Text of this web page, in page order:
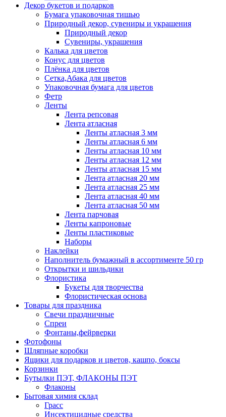
Декор букетов и подарков
Бумага упаковочная тишью
Природный декор, сувениры и украшения
Природный декор
Сувениры, украшения
Калька для цветов
Конус для цветов
Плёнка для цветов
Сетка,Абака для цветов
Упаковочная бумага для цветов
Фетр
Ленты
Лента репсовая
Лента атласная
Ленты атласная 3 мм
Ленты атласная 6 мм
Ленты атласная 10 мм
Ленты атласная 12 мм
Ленты атласная 15 мм
Лента атласная 20 мм
Лента атласная 25 мм
Лента атласная 40 мм
Лента атласная 50 мм
Лента парчовая
Ленты капроновые
Ленты пластиковые
Наборы
Наклейки
Наполнитель бумажный в ассортименте 50 гр
Открытки и шильдики
Флористика
Букеты для творчества
Флористическая основа
Товары для праздника
Свечи праздничные
Спреи
Фонтаны,фейрверки
Фотофоны
Шляпные коробки
Ящики для подарков и цветов, кашпо, боксы
Корзинки
Бутылки ПЭТ, ФЛАКОНЫ ПЭТ
Флаконы
Бытовая химия склад
Грасс
Инсектицидные средства